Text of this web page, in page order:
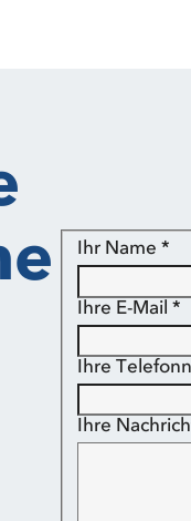
Ihr Name *
Ihre E-Mail *
Ihre
Ihre